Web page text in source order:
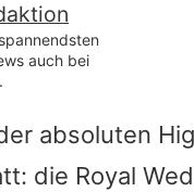
auch bei
absoluten
die Royal